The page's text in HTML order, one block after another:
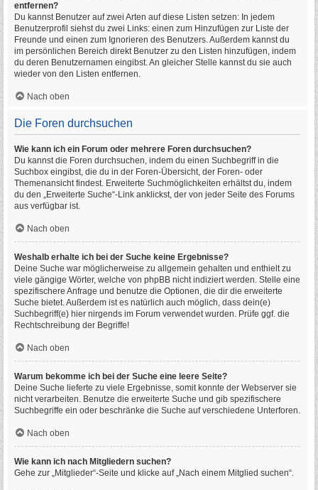
entfernen?
Du kannst Benutzer auf zwei Arten auf diese Listen setzen: In jedem
Benutzerprofil siehst du zwei Links: einen zum Hinzufügen zur Liste der
Freunde und einen zum Ignorieren des Benutzers. Außerdem kannst du
im persönlichen Bereich direkt Benutzer zu den Listen hinzufügen, indem
du deren Benutzernamen eingibst. An gleicher Stelle kannst du sie auch
wieder von den Listen entfernen.
Nach oben
Die Foren durchsuchen
Wie kann ich ein Forum oder mehrere Foren durchsuchen?
Du kannst die Foren durchsuchen, indem du einen Suchbegriff in die
Suchbox eingibst, die du in der Foren-Übersicht, der Foren- oder
Themenansicht findest. Erweiterte Suchmöglichkeiten erhältst du, indem
du den „Erweiterte Suche“-Link anklickst, der von jeder Seite des Forums
aus verfügbar ist.
Nach oben
Weshalb erhalte ich bei der Suche keine Ergebnisse?
Deine Suche war möglicherweise zu allgemein gehalten und enthielt zu
viele gängige Wörter, welche von phpBB nicht indiziert werden. Stelle eine
spezifischere Anfrage und benutze die Optionen, die dir die erweiterte
Suche bietet. Außerdem ist es natürlich auch möglich, dass dein(e)
Suchbegriff(e) hier nirgends im Forum verwendet wurden. Prüfe ggf. die
Rechtschreibung der Begriffe!
Nach oben
Warum bekomme ich bei der Suche eine leere Seite?
Deine Suche lieferte zu viele Ergebnisse, somit konnte der Webserver sie
nicht verarbeiten. Benutze die erweiterte Suche und gib spezifischere
Suchbegriffe ein oder beschränke die Suche auf verschiedene Unterforen.
Nach oben
Wie kann ich nach Mitgliedern suchen?
Gehe zur „Mitglieder“-Seite und klicke auf „Nach einem Mitglied suchen“.